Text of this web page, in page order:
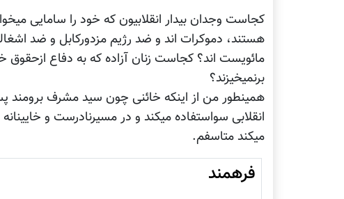
کجاست وجدان بیدار انقلابیون که خود را سامایی
هستند، دموکرات اند و ضد رژیم مزدورکابل و ضد
مائویست اند؟ کجاست زنان آزاده که به دفاع
برنمیخیزند؟
همینطور من از اینکه خائنی چون سید مشرف برومند
انقلابی سواستفاده میکند و در مسیرنادرست و
میکند متاسفم.
فرهمند